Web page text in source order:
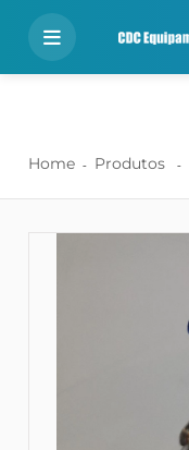
Home Produtos